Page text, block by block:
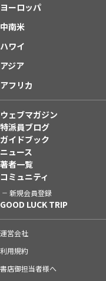
ヨーロッパ
中南米
ハワイ
アジア
アフリカ
ウェブマガジン
特派員ブログ
ガイドブック
ニュース
著者一覧
コミュニティ
新規会員登録
GOOD LUCK TRIP
運営会社
利用規約
書店御担当者様へ